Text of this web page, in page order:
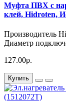
Муфта ПВХ с
клей, Hidroten,
Производитель
Диаметр
127.00р.
Купить